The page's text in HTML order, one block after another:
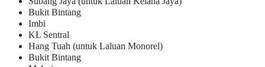
Bukit Bintang
Imbi
KL Sentral
Hang Tuah (untuk Laluan Monorel)
Bukit Bintang